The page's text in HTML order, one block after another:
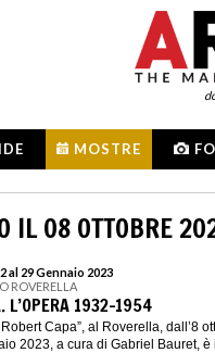
MOSTRE
IL 08 OTTOBRE
al 29 Gennaio 2023
ROVERELLA
L’OPERA 1932-1954
Capa”, al Roverella, dall’8
2023, a cura di Gabriel Bauret, è